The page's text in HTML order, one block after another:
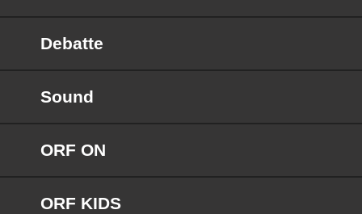
Debatte
Sound
ORF ON
ORF KIDS